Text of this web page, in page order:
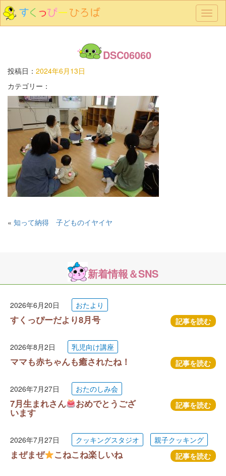
メ
ニ
DSC06060
投稿日： 2024年6月13日
カテゴリー：
« 知って納得 子どものイヤイヤ
新着情報＆SNS
2026年6月20日 おたより
すくっぴーだより8月号 記事を読む
2026年8月2日 乳児向け講座
ママも赤ちゃんも癒されたね！ 記事を読む
2026年7月27日 おたのしみ会
7月生まれさん おめでとうござ
います
記事を読む
2026年7月27日 クッキングスタジオ 親子クッキング
まぜまぜ こねこね楽しいね 記事を読む